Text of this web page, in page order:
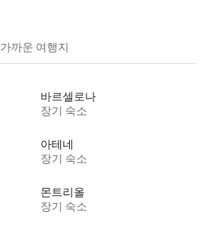
가까운 여행지
바르셀로나
장기 숙소
아테네
장기 숙소
몬트리올
장기 숙소